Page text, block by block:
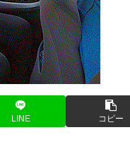
LINE コピー